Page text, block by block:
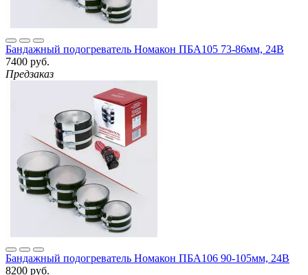
Бандажный подогреватель Номакон ПБА105 73-86мм, 24В
7400 руб.
Предзаказ
Бандажный подогреватель Номакон ПБА106 90-105мм, 24В
8200 руб.